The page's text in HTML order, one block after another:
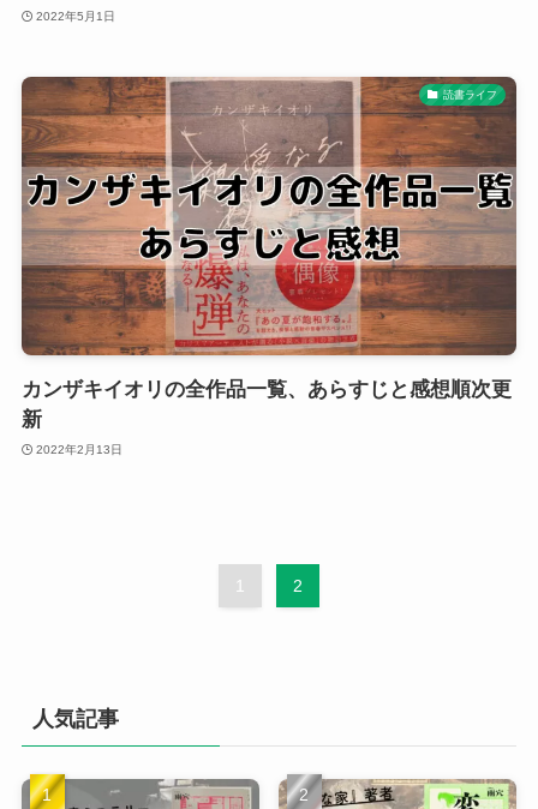
2022年5月1日
読書ライフ
カンザキイオリの全作品一覧、あらすじと感想順次更
新
2022年2月13日
1 2
人気記事